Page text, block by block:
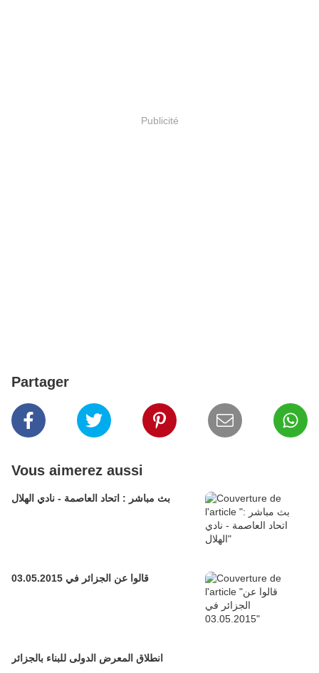
Publicité
Partager
Vous aimerez aussi
بث مباشر : اتحاد العاصمة - نادي الهلال
قالوا عن الجزائر في 03.05.2015
انطلاق المعرض الدولى للبناء بالجزائر